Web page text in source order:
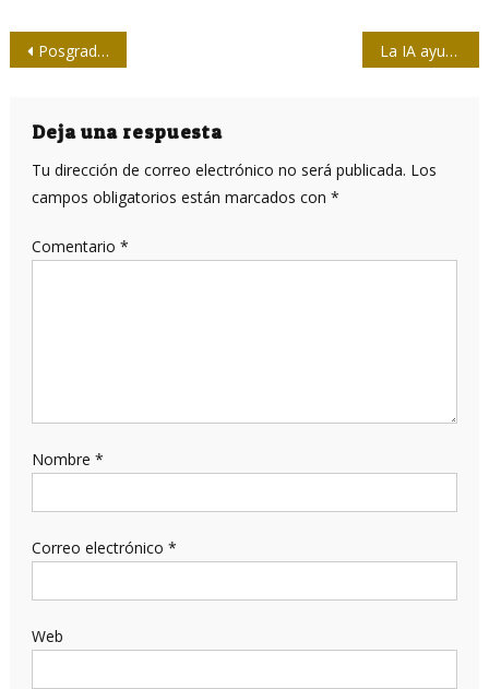
Navegación
entradas
Posgrado de periodismo, género y dinámicas de población llega al centro de Cuba La IA ayuda en hallazgo de nuevos geoglifos en Nazca
Deja una respuesta
Tu dirección de correo electrónico no será publicada. Los
campos obligatorios están marcados con *
Comentario *
Nombre *
Correo electrónico *
Web